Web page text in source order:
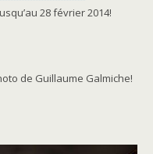
28 février 2014!
de Guillaume Galmiche!